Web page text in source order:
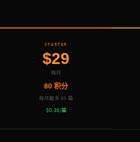
STARTER
$29
每月
80 积分
每月最多 80 篇
$0.36/篇